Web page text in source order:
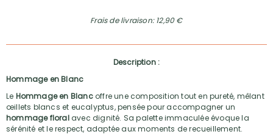
Frais de livraison: 12,90 €
Description :
Hommage en Blanc
Le Hommage en Blancoffre une composition tout en pureté, mêlant
œillets blancs et eucalyptus, pensée pour accompagner un
hommage floralavec dignité. Sa palette immaculée évoque la
sérénité et le respect, adaptée aux moments de recueillement.